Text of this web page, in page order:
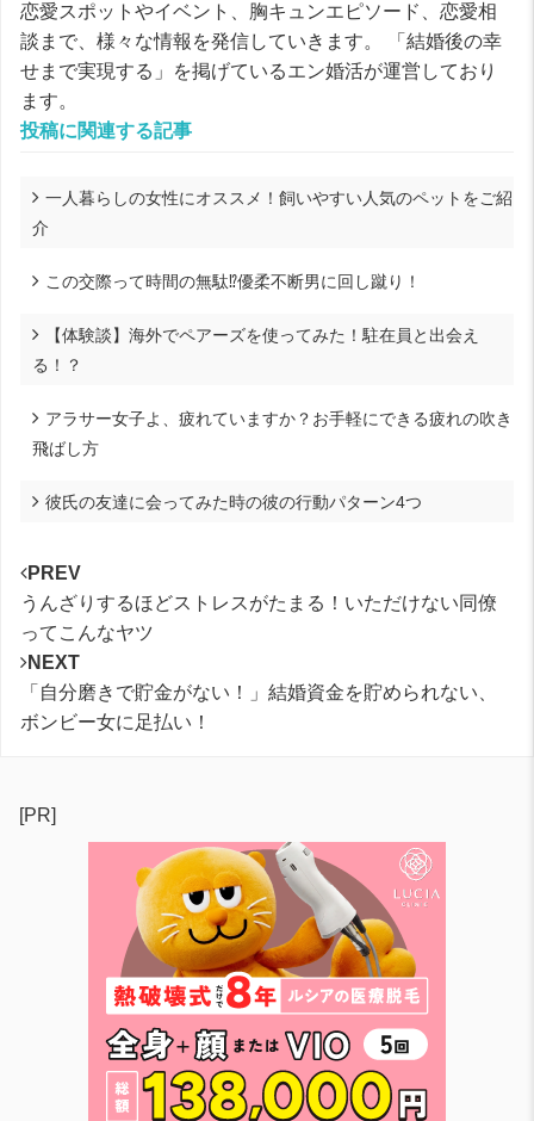
恋愛スポットやイベント、胸キュンエピソード、恋愛相
談まで、様々な情報を発信していきます。 「結婚後の幸
せまで実現する」を掲げているエン婚活が運営しており
ます。
投稿に関連する記事
一人暮らしの女性にオススメ！飼いやすい人気のペットをご紹
介
この交際って時間の無駄⁉優柔不断男に回し蹴り！
【体験談】海外でペアーズを使ってみた！駐在員と出会え
る！？
アラサー女子よ、疲れていますか？お手軽にできる疲れの吹き
飛ばし方
彼氏の友達に会ってみた時の彼の行動パターン4つ
PREV
うんざりするほどストレスがたまる！いただけない同僚
ってこんなヤツ
NEXT
「自分磨きで貯金がない！」結婚資金を貯められない、
ボンビー女に足払い！
[PR]